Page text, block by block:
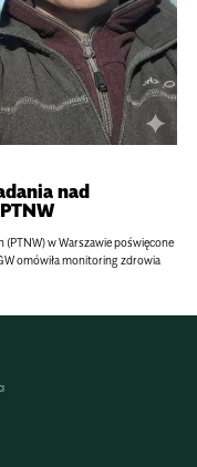
nad
w Warszawie poświęcone
omówiła monitoring zdrowia